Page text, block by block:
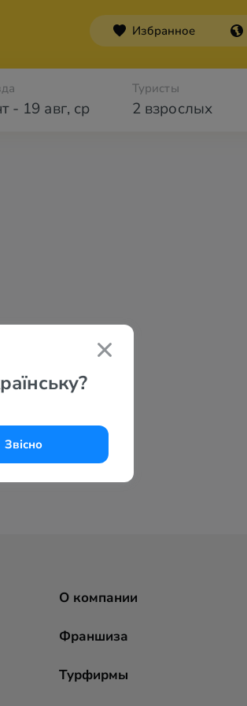
Избранное
- 19 авг, ср 2 взрослых
Туристы
Звісно
О компании
Франшиза
Турфирмы